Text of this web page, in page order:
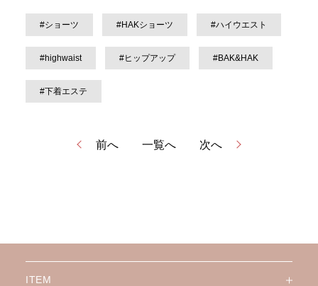
#ショーツ #HAKショーツ #ハイウエスト
#highwaist #ヒップアップ #BAK&HAK
#下着エステ
前へ 一覧へ 次へ
ITEM